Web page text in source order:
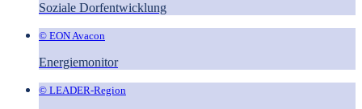
Soziale Dorfentwicklung
© EON Avacon
Energiemonitor
© LEADER-Region